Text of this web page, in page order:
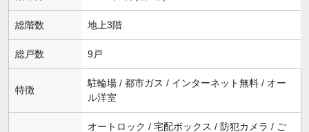
総階数 地上3階
総戸数 9戸
特徴
駐輪場 / 都市ガス / インターネット無料 / オー
ル洋室
オートロック / 宅配ボックス / 防犯カメラ / ご